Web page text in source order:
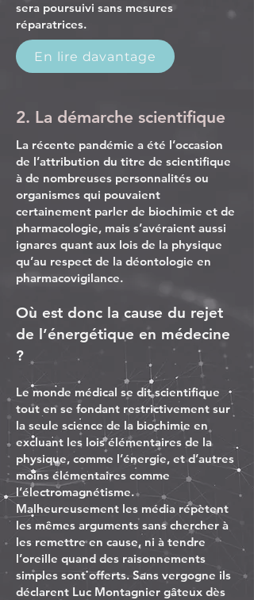
sera poursuivi sans mesures
réparatrices.
En lire davantage
2. La démarche scientifique
La récente pandémie a été l’occasion
de l’attribution du titre de scientifique
à de nombreuses personnalités ou
organismes qui pouvaient
certainement parler de biochimie et de
pharmacologie, mais s’avéraient aussi
ignares quant aux lois de la physique
qu’au respect de la déontologie en
pharmacovigilance.
Où est donc la cause du rejet
de l’énergétique en médecine
?
Le monde médical se dit scientifique
tout en se fondant restrictivement sur
la seule science de la biochimie en
excluant les lois élémentaires de la
physique, comme l’énergie, et d’autres
moins élémentaires comme
l’électromagnétisme.
Malheureusement les média répètent
les mêmes arguments sans chercher à
les remettre en cause, ni à tendre
l’oreille quand des raisonnements
simples sont offerts. Sans vergogne ils
déclarent Luc Montagnier gâteux dès